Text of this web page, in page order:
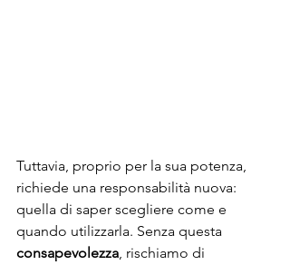
Tuttavia, proprio per la sua potenza,
richiede una responsabilità nuova:
quella di saper scegliere come e
quando utilizzarla. Senza questa
consapevolezza, rischiamo di